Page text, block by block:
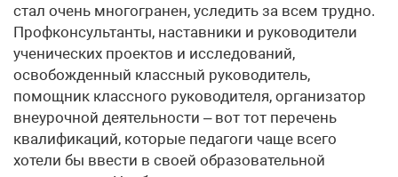
стал очень многогранен, уследить за всем трудно.
Профконсультанты, наставники и руководители
ученических проектов и исследований,
освобожденный классный руководитель,
помощник классного руководителя, организатор
внеурочной деятельности – вот тот перечень
квалификаций, которые педагоги чаще всего
хотели бы ввести в своей образовательной